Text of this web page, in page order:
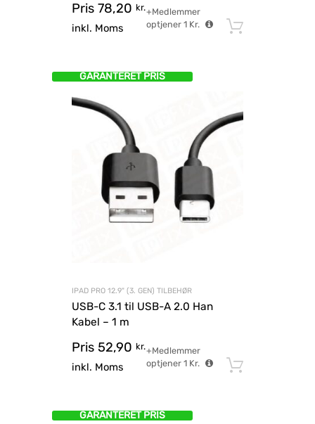
Pris 78,20 kr.
inkl. Moms
+Medlemmer
optjener 1Kr.
GARANTERET PRIS
IPAD PRO 12.9" (3. GEN) TILBEHØR
USB-C 3.1 til USB-A 2.0 Han
Kabel – 1 m
Pris 52,90 kr.
inkl. Moms
+Medlemmer
optjener 1Kr.
GARANTERET PRIS